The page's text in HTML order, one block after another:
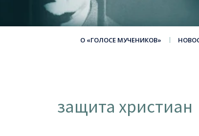
О «ГОЛОСЕ МУЧЕНИКОВ»
защита христиан